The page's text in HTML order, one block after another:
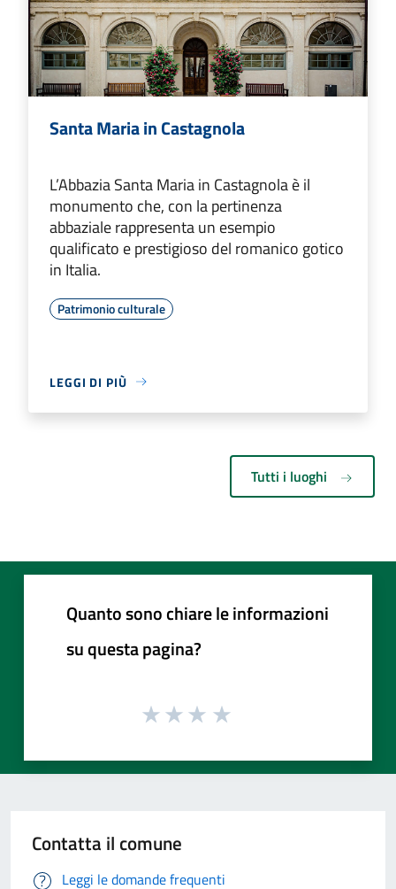
Santa Maria in Castagnola
L’Abbazia Santa Maria in Castagnola è il
monumento che, con la pertinenza
abbaziale rappresenta un esempio
qualificato e prestigioso del romanico gotico
in Italia.
Patrimonio culturale
LEGGI DI PIÙ
Tutti i luoghi
Quanto sono chiare le informazioni
su questa pagina?
Contatta il comune
Leggi le domande frequenti